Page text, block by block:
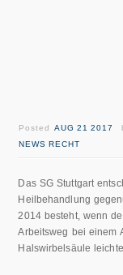
PostedAUG 21 2017
NEWS RECHT
Das SG Stuttgart
Heilbehandlung
2014 besteht, wenn
Arbeitsweg bei einem
Halswirbelsäule